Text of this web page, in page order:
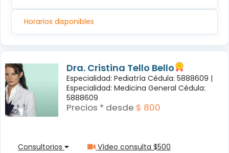
Horarios disponibles
Dra. Cristina Tello Bello
Especialidad: Pediatría Cédula: 5888609 |
Especialidad: Medicina General Cédula:
5888609
Precios * desde $ 800
Consultorios Vídeo consulta $500